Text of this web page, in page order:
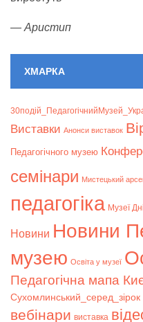
—Аристип
ХМАРКА
Bиставки Анонси виставок
Педагогічного музею
семінари Мистецький
педагогіка Музеї
Новини Новини
музею Освіта у музеї
Педагогічна мапа
Сухомлинський_серед_зірок
вебінари виставка